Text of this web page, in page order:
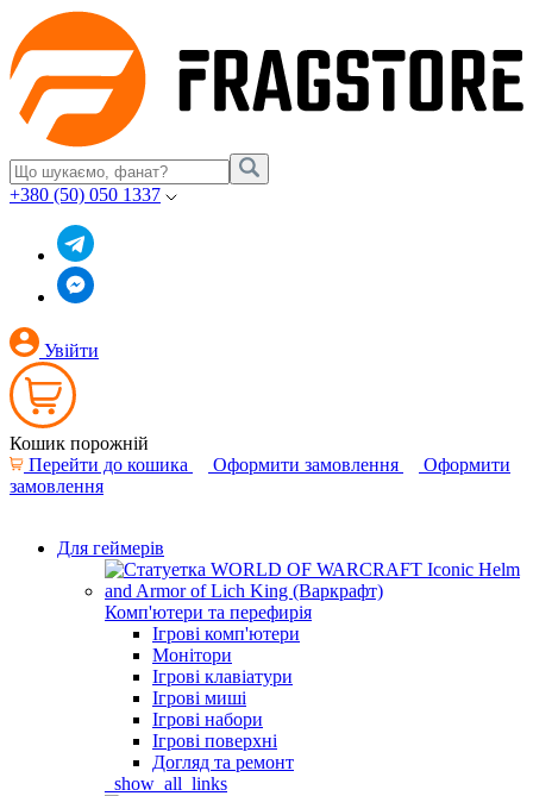
+380 (50) 050 1337
Увійти
Кошик порожній
Перейти до кошика
Оформити замовлення
Оформити
замовлення
Для геймерів
Комп'ютери та перефирія
Ігрові комп'ютери
Монітори
Ігрові клавіатури
Ігрові миші
Ігрові набори
Ігрові поверхні
Догляд та ремонт
_show_all_links